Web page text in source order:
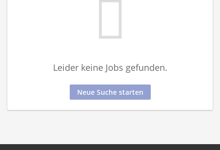
Leider keine Jobs gefunden.
Neue Suche starten